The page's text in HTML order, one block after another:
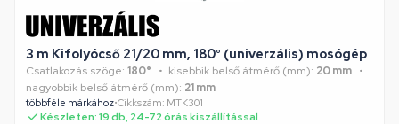
3 m Kifolyócső 21/20 mm, 180° (univerzális) mosógép
Csatlakozás szöge: 180° kisebbik belső átmérő (mm): 20 mm
nagyobbik belső átmérő (mm): 21 mm
többféle márkához•Cikkszám: MTK301
Készleten: 19 db, 24-72 órás kiszállítással